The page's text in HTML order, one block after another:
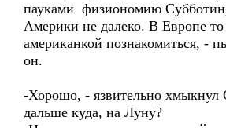
пауками физиономию
Америки не далеко. В Европе то
американкой познакомиться, -
он.
-Хорошо, - язвительно хмыкнул
дальше куда, на Луну?